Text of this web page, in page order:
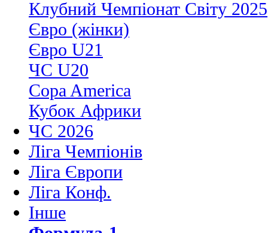
Клубний Чемпіонат Світу 2025
Євро (жінки)
Євро U21
ЧС U20
Copa America
Кубок Африки
ЧС 2026
Ліга Чемпіонів
Ліга Європи
Ліга Конф.
Інше